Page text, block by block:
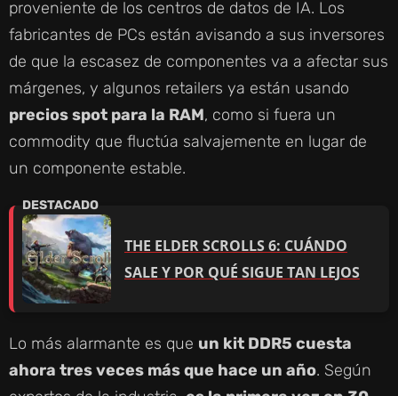
proveniente de los centros de datos de IA. Los
fabricantes de PCs están avisando a sus inversores
de que la escasez de componentes va a afectar sus
márgenes, y algunos retailers ya están usando
precios spot para la RAM, como si fuera un
commodity que fluctúa salvajemente en lugar de
un componente estable.
THE ELDER SCROLLS 6: CUÁNDO
SALE Y POR QUÉ SIGUE TAN LEJOS
Lo más alarmante es que un kit DDR5 cuesta
ahora tres veces más que hace un año. Según